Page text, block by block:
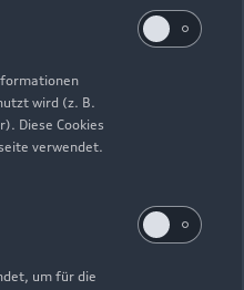
wird (z. B.
Diese Cookies
verwendet.
um für die
Act
der
Financial Services“
sich hierbei um
Bank GmbH),
Leasing GmbH),